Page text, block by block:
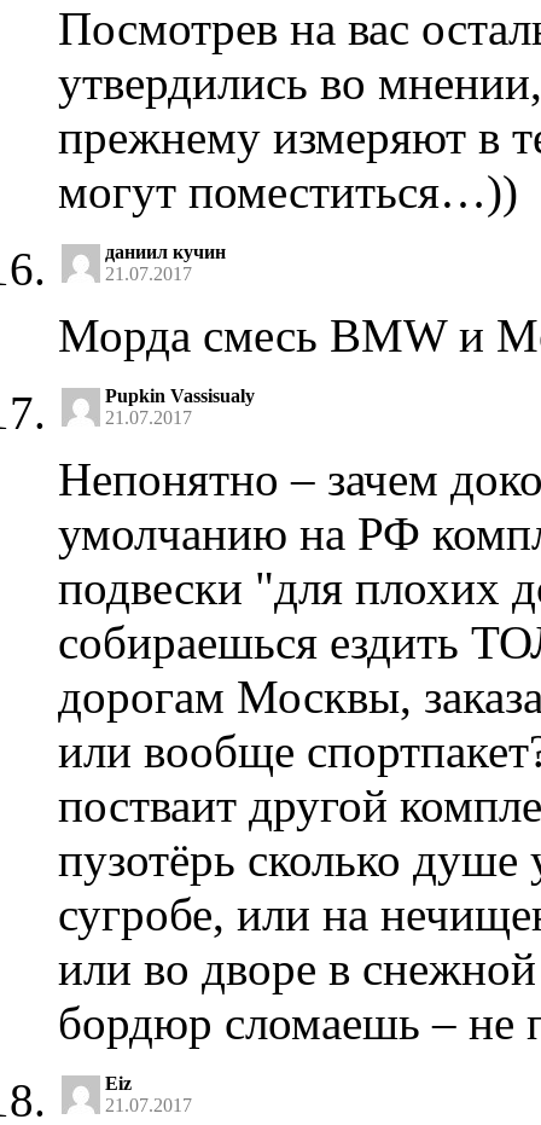
Посмотрев на вас
утвердились во
прежнему измеряют в
могут поместиться…))
даниил кучин
21.07.2017
Морда смесь BMW и
Pupkin Vassisualy
21.07.2017
Непонятно – зачем
умолчанию на РФ
подвески "для плохих
собираешься ездить
дорогам Москвы,
или вообще
постваит другой
пузотёрь сколько
сугробе, или на
или во дворе в
бордюр сломаешь –
Eiz
21.07.2017